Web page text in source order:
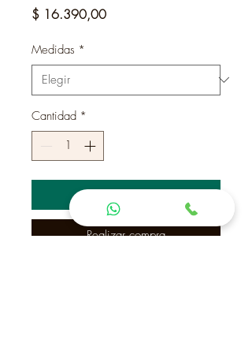
$ 16.390,00Precio
Medidas *
Cantidad *
Agregar al carrito
Realizar compra